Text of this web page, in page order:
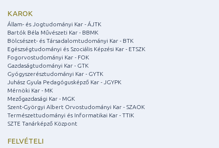
KAROK
Állam- és Jogtudományi Kar - ÁJTK
Bartók Béla Művészeti Kar - BBMK
Bölcsészet- és Társadalomtudományi Kar - BTK
Egészségtudományi és Szociális Képzési Kar - ETSZK
Fogorvostudományi Kar - FOK
Gazdaságtudományi Kar - GTK
Gyógyszerésztudományi Kar - GYTK
Juhász Gyula Pedagógusképző Kar - JGYPK
Mérnöki Kar - MK
Mezőgazdasági Kar - MGK
Szent-Györgyi Albert Orvostudományi Kar - SZAOK
Természettudományi és Informatikai Kar - TTIK
SZTE Tanárképző Központ
FELVÉTELI